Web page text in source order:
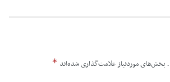
بخش‌های موردنیاز علامت‌گذاری شده‌اند *